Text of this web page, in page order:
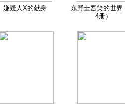
嫌疑人X的献身
东野圭吾笑的世界
4册）